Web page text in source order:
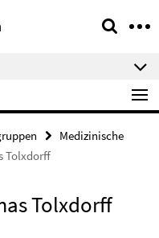
Medizinische
Tolxdorff
Tolxdorff